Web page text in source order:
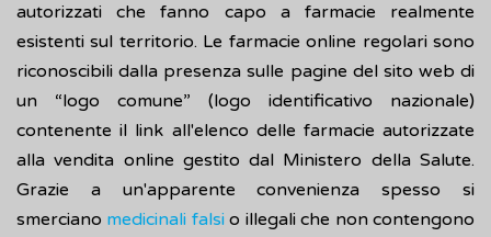
autorizzati che fanno capo a farmacie realmente
esistenti sul territorio. Le farmacie online regolari sono
riconoscibili dalla presenza sulle pagine del sito web di
un “logo comune” (logo identificativo nazionale)
contenente il link all'elenco delle farmacie autorizzate
alla vendita online gestito dal Ministero della Salute.
Grazie a un'apparente convenienza spesso si
smerciano medicinali falsio illegali che non contengono